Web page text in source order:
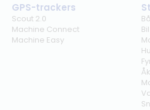
GPS-trackers
Scout 2.0
Machine Connect
Machine Easy
Bil